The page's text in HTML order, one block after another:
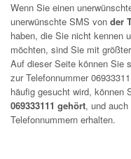
Wenn Sie einen
unerwünschte SMS von der
haben, die Sie nicht kennen
möchten, sind Sie mit
Auf dieser Seite können Sie
zur Telefonnummer
häufig gesucht wird, können
069333111 gehört, und
Telefonnummern erhalten.